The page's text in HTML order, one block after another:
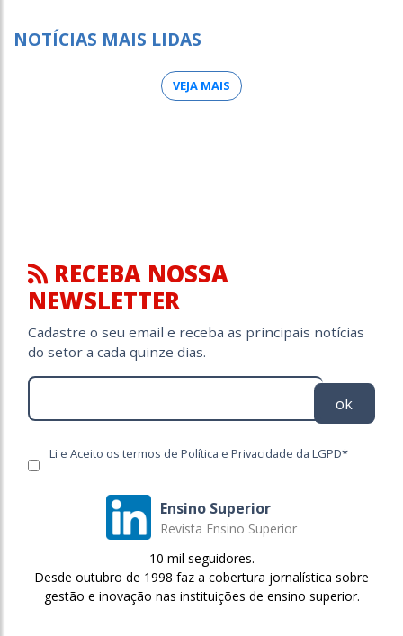
NOTÍCIAS MAIS LIDAS
VEJA MAIS
RECEBA NOSSA
NEWSLETTER
Cadastre o seu email e receba as principais notícias
do setor a cada quinze dias.
ok
Li e Aceito os termos de Política e Privacidade da LGPD*
Ensino Superior
Revista Ensino Superior
10 mil seguidores.
Desde outubro de 1998 faz a cobertura jornalística sobre
gestão e inovação nas instituições de ensino superior.